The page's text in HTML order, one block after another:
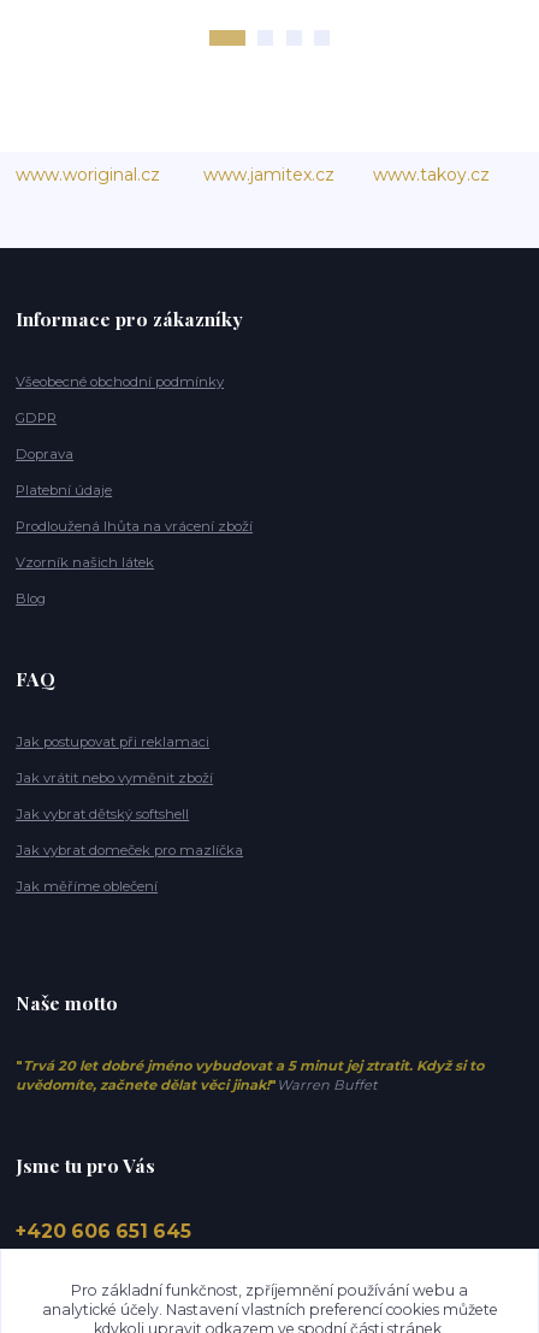
www.woriginal.cz www.jamitex.cz www.takoy.cz
Informace pro zákazníky
Všeobecné obchodní podmínky
GDPR
Doprava
Platební údaje
Prodloužená lhůta na vrácení zboží
Vzorník našich látek
Blog
FAQ
Jak postupovat při reklamaci
Jak vrátit nebo vyměnit zboží
Jak vybrat dětský softshell
Jak vybrat domeček pro mazlíčka
Jak měříme oblečení
Naše motto
" Trvá 20 let dobré jméno vybudovat a 5 minut jej ztratit. Když si to
uvědomíte, začnete dělat věci jinak!" Warren Buffet
Jsme tu pro Vás
+420 606 651 645
info@elfino.cz
Pro základní funkčnost, zpříjemnění používání webu a
analytické účely. Nastavení vlastních preferencí cookies můžete
kdykoli upravit odkazem ve spodní části stránek.